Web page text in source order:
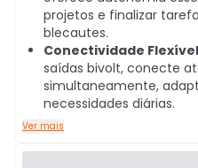
projetos e finalizar
blecautes.
Conectividade
saídas bivolt, conecte
simultaneamente,
necessidades diárias.
Ver mais